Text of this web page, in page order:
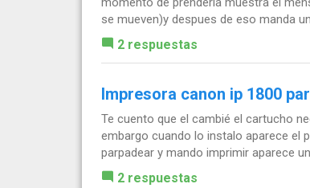
se mueven)y despues de eso manda
2 respuestas
Impresora canon ip 1800
Te cuento que el cambié el cartucho
embargo cuando lo instalo aparece el
parpadear y mando imprimir aparece
2 respuestas